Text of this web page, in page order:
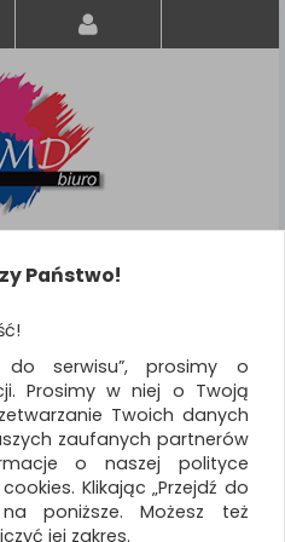
Więcej
Państwo!
do serwisu”, prosimy o
Prosimy w niej o Twoją
Twoich danych
zaufanych partnerów
o naszej polityce
Klikając „Przejdź do
poniższe. Możesz też
jej zakres.